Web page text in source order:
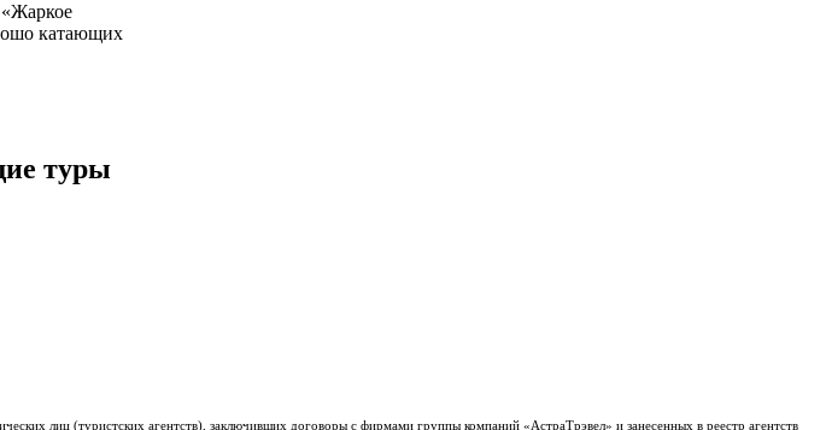
катающих
туры
лиц (туристских агентств), заключивших договоры с фирмами группы компаний «АстраТрэвел» и занесенных в реестр агентств